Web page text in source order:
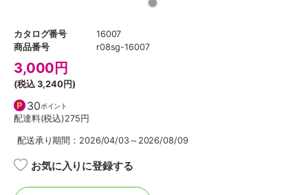
カタログ番号
16007
商品番号
r08sg-16007
3,000 円
(税込3,240円)
30ポイント
配達料(税込)275円
配送承り期間：2026/04/03～2026/08/09
お気に入りに登録する